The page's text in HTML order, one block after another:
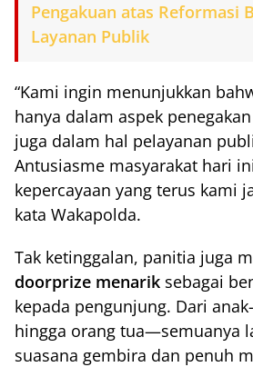
Pengakuan atas Reformasi
Layanan Publik
“Kami ingin menunjukkan
hanya dalam aspek
juga dalam hal pelayanan
Antusiasme masyarakat hari
kepercayaan yang terus kami
kata Wakapolda.
Tak ketinggalan, panitia juga
doorprize menarik sebagai
kepada pengunjung. Dari
hingga orang tua—semuanya
suasana gembira dan penuh